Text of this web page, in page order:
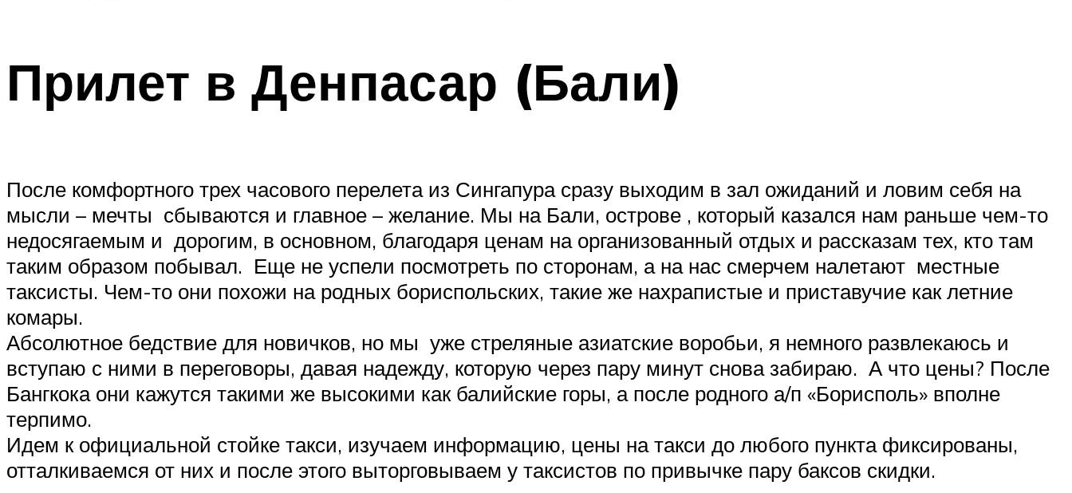
Прилет в Денпасар (Бали)
После комфортного трех часового перелета из Сингапура сразу выходим в зал ожиданий и ловим себя на
мысли – мечты сбываются и главное – желание. Мы на Бали, острове , который казался нам раньше чем-то
недосягаемым и дорогим, в основном, благодаря ценам на организованный отдых и рассказам тех, кто там
таким образом побывал. Еще не успели посмотреть по сторонам, а на нас смерчем налетают местные
таксисты. Чем-то они похожи на родных бориспольских, такие же нахрапистые и приставучие как летние
комары.
Абсолютное бедствие для новичков, но мы уже стреляные азиатские воробьи, я немного развлекаюсь и
вступаю с ними в переговоры, давая надежду, которую через пару минут снова забираю. А что цены? После
Бангкока они кажутся такими же высокими как балийские горы, а после родного а/п «Борисполь» вполне
терпимо.
Идем к официальной стойке такси, изучаем информацию, цены на такси до любого пункта фиксированы,
отталкиваемся от них и после этого выторговываем у таксистов по привычке пару баксов скидки.